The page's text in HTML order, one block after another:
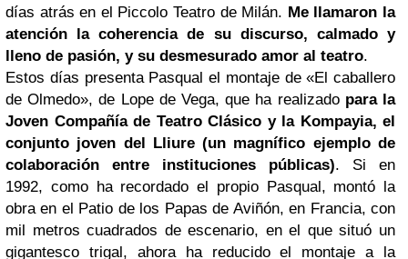
días atrás en el Piccolo Teatro de Milán. Me llamaron la
atención la coherencia de su discurso, calmado y
lleno de pasión, y su desmesurado amor al teatro.
Estos días presenta Pasqual el montaje de «El caballero
de Olmedo», de Lope de Vega, que ha realizado para la
Joven Compañía de Teatro Clásico y la Kompayia, el
conjunto joven del Lliure (un magnífico ejemplo de
colaboración entre instituciones públicas). Si en
1992, como ha recordado el propio Pasqual, montó la
obra en el Patio de los Papas de Aviñón, en Francia, con
mil metros cuadrados de escenario, en el que situó un
gigantesco trigal, ahora ha reducido el montaje a la